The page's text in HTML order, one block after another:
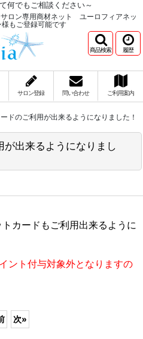
何でもご相談ください～
サロン専用商材ネット ユーロフィアネッ
もご登録可能です
商品検索 履歴
サロン登録 問い合わせ ご利用案内
ドのご利用が出来るようになりました！
が出来るようになりまし
カードもご利用出来るように
ント付与対象外となりますの
次»